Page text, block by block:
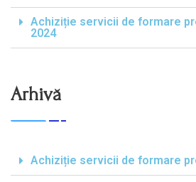
Achiziție servicii de formare
2024
Arhivă
Achiziție servicii de formare